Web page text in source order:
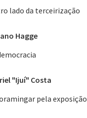
lado da terceirização
Hagge
"Ijuí" Costa
pela exposição